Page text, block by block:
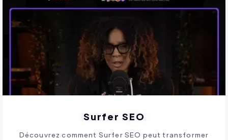
Surfer SEO
Découvrez comment Surfer SEO peut transformer